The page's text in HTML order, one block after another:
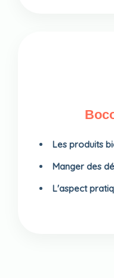
Les produits
Manger des
L'aspect